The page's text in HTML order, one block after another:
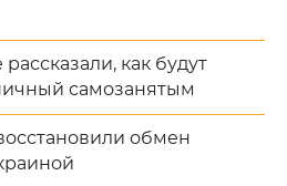
рассказали, как будут
самозанятым
обмен